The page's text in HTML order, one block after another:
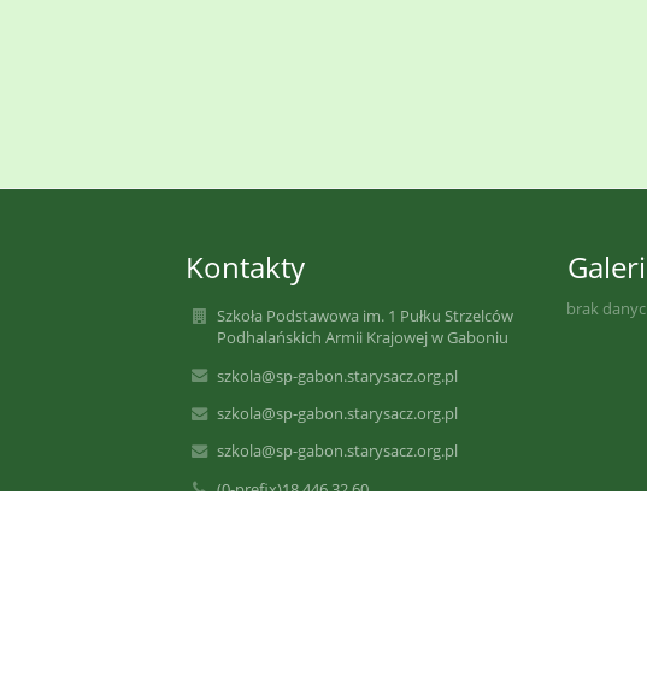
Kontakty
Szkoła Podstawowa im. 1 Pułku Strzelców
Podhalańskich Armii Krajowej w Gaboniu
szkola@sp-gabon.starysacz.org.pl
szkola@sp-gabon.starysacz.org.pl
szkola@sp-gabon.starysacz.org.pl
(0-prefix)18 446 32 60
brak